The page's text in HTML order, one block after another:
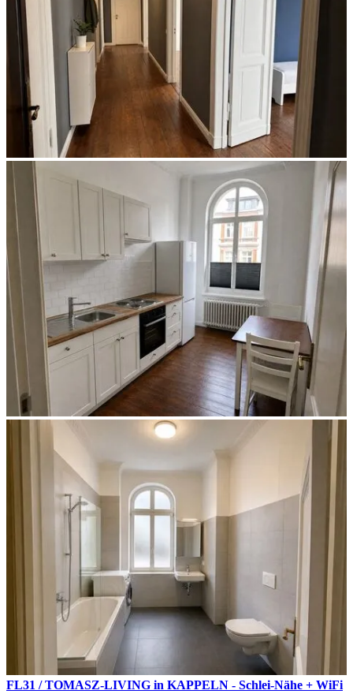
FL31 / TOMASZ-LIVING in KAPPELN - Schlei-Nähe + WiFi